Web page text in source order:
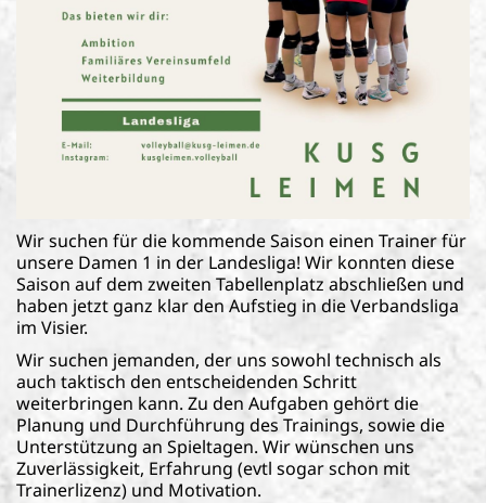
Wir suchen für die kommende Saison einen Trainer für
unsere Damen 1 in der Landesliga! Wir konnten diese
Saison auf dem zweiten Tabellenplatz abschließen und
haben jetzt ganz klar den Aufstieg in die Verbandsliga
im Visier.
Wir suchen jemanden, der uns sowohl technisch als
auch taktisch den entscheidenden Schritt
weiterbringen kann. Zu den Aufgaben gehört die
Planung und Durchführung des Trainings, sowie die
Unterstützung an Spieltagen. Wir wünschen uns
Zuverlässigkeit, Erfahrung (evtl sogar schon mit
Trainerlizenz) und Motivation.